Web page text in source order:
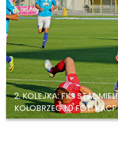
2. KOLEJKA: FKS STAL
KOŁOBRZEG 1:0 FOT.